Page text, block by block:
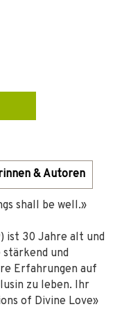
& Autoren
shall be well.»
ist 30 Jahre alt und
und
Erfahrungen auf
zu leben. Ihr
of Divine Love»